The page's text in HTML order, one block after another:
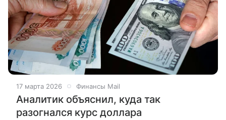
17 марта 2026 Финансы Mail
Аналитик объяснил, куда так
разогнался курс доллара